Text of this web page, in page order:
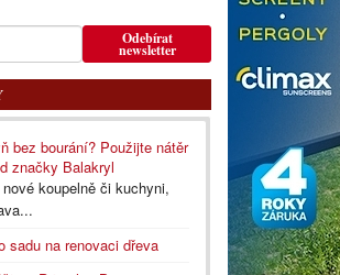
Odebírat
newsletter
bez bourání? Použijte nátěr
značky Balakryl
koupelně či kuchyni,
sadu na renovaci dřeva